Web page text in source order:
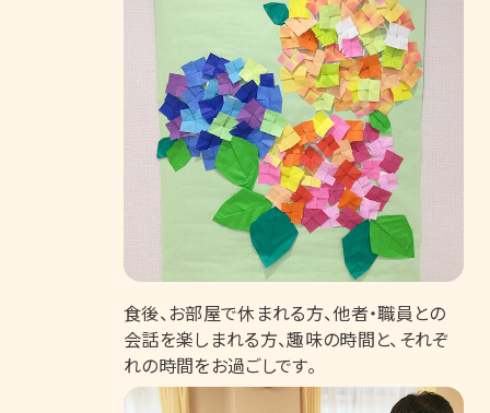
食後、お部屋で休まれる方、他者・職員との
会話を楽しまれる方、趣味の時間と、それぞ
れの時間をお過ごしです。